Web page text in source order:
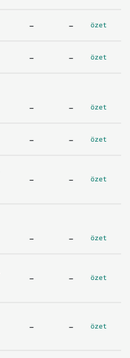
- - özet
- - özet
- - özet
- - özet
- - özet
- - özet
- - özet
- - özet